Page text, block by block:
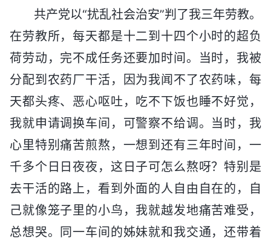
共产党以“扰乱社会治安”判了我三年劳教。
在劳教所，每天都是十二到十四个小时的超负
荷劳动，完不成任务还要加时间。当时，我被
分配到农药厂干活，因为我闻不了农药味，每
天都头疼、恶心呕吐，吃不下饭也睡不好觉，
我就申请调换车间，可警察不给调。当时，我
心里特别痛苦煎熬，一想到还有三年时间，一
千多个日日夜夜，这日子可怎么熬呀？特别是
去干活的路上，看到外面的人自由自在的，自
己就像笼子里的小鸟，我就越发地痛苦难受，
总想哭。同一车间的姊妹就和我交通，还带着